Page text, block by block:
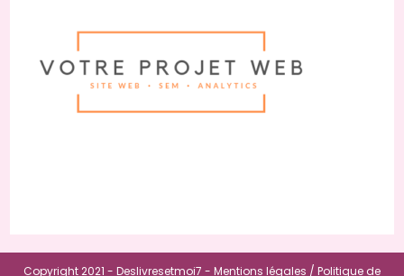
Copyright 2021 - Deslivresetmoi7 - Mentions légales / Politique de